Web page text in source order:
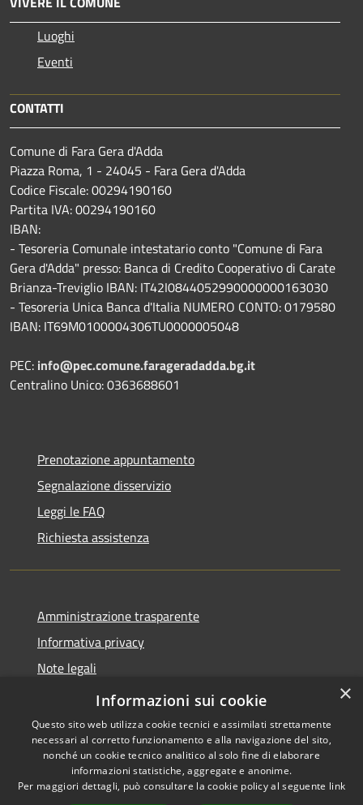
Luoghi
Eventi
CONTATTI
Comune di Fara Gera d'Adda
Piazza Roma, 1 - 24045 - Fara Gera d'Adda
Codice Fiscale: 00294190160
Partita IVA: 00294190160
IBAN:
- Tesoreria Comunale intestatario conto "Comune di Fara
Gera d'Adda" presso: Banca di Credito Cooperativo di Carate
Brianza-Treviglio IBAN: IT42I0844052990000000163030
- Tesoreria Unica Banca d'Italia NUMERO CONTO: 0179580
IBAN: IT69M0100004306TU0000005048
PEC: info@pec.comune.farageradadda.bg.it
Centralino Unico: 0363688601
Prenotazione appuntamento
Segnalazione disservizio
Leggi le FAQ
Richiesta assistenza
Amministrazione trasparente
Informativa privacy
Note legali
Dichiarazione di accessibilità
Accessibilità
Copyright © 2026 • Comune di
Fara Gera d'Adda • Powered by
×
Informazioni sui cookie
Questo sito web utilizza cookie tecnici e assimilati strettamente
necessari al corretto funzionamento e alla navigazione del sito,
nonché un cookie tecnico analitico al solo fine di elaborare
informazioni statistiche, aggregate e anonime.
Per maggiori dettagli, può consultare la cookie policy al seguente link